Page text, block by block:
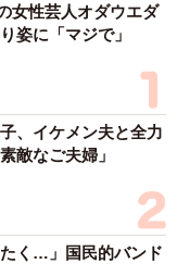
女性芸人オダウエダ
姿に「マジで」
、イケメン夫と全力
敵なご夫婦」
たく…」国民的バンド